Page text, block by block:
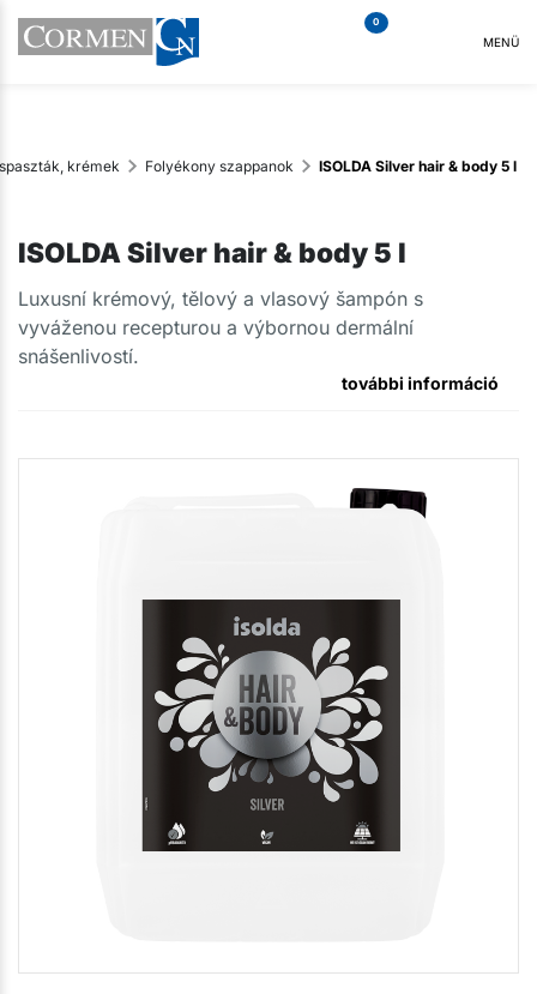
0
MENÜ
krémek Folyékony szappanok ISOLDA Silver hair & body 5 l
ISOLDA Silver hair & body 5 l
​Luxusní krémový, tělový a vlasový šampón s
vyváženou recepturou a výbornou dermální
snášenlivostí.
további információ